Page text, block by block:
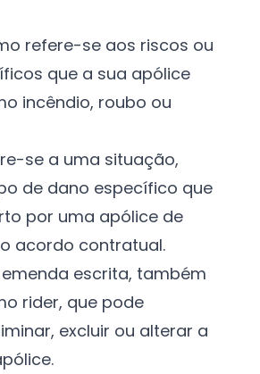
refere-se aos riscos ou
que a sua apólice
incêndio, roubo ou
se a uma situação,
de dano específico que
por uma apólice de
acordo contratual.
escrita, também
rider, que pode
excluir ou alterar a